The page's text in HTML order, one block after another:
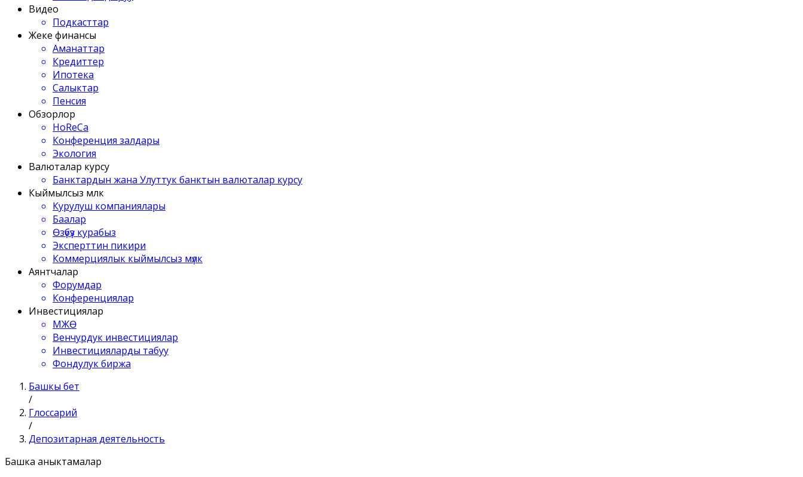
Видео
Подкасттар
Жеке финансы
Аманаттар
Кредиттер
Ипотека
Салыктар
Пенсия
Обзорлор
HoReCa
Конференция залдары
Экология
Валюталар курсу
Банктардын жана Улуттук банктын валюталар курсу
Кыймылсыз мүлк
Курулуш компаниялары
Баалар
Өзүбүз курабыз
Эксперттин пикири
Коммерциялык кыймылсыз мүлк
Аянтчалар
Форумдар
Конференциялар
Инвестициялар
МЖӨ
Венчурдук инвестициялар
Инвестицияларды табуу
Фондулук биржа
Башкы бет
/
Глоссарий
/
Депозитарная деятельность
Башка аныктамалар